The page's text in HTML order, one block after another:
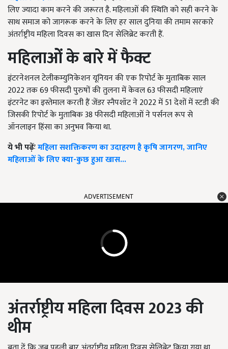
लिए ज्यादा काम करने की जरूरत है. महिलाओं की स्थिति को सही करने के
साथ समाज को जागरूक करने के लिए हर साल दुनिया की तमाम सरकारे
अंतर्राष्ट्रीय महिला दिवस का खास दिन सेलिब्रेट करती हैं.
महिलाओं के बारे में फैक्ट
इंटरनेशनल टेलीकम्युनिकेशन यूनियन की एक रिपोर्ट के मुताबिक साल
2022 तक 69 फीसदी पुरुषों की तुलना में केवल 63 फीसदी महिलाएं
इंटरनेट का इस्तेमाल करती हैं जेंडर स्नैपशॉट ने 2022 में 51 देशों में स्टडी की
जिसकी रिपोर्ट के मुताबिक 38 फीसदी महिलाओं ने पर्सनल रूप से
ऑनलाइन हिंसा का अनुभव किया था.
ये भी पढ़ेंःमहिला सशक्तिकरण का उदाहरण है कृषि जागरण, जानिए
महिलाओं के लिए क्या-कुछ हुआ खास...
ADVERTISEMENT
अंतर्राष्ट्रीय महिला दिवस2023की
थीम